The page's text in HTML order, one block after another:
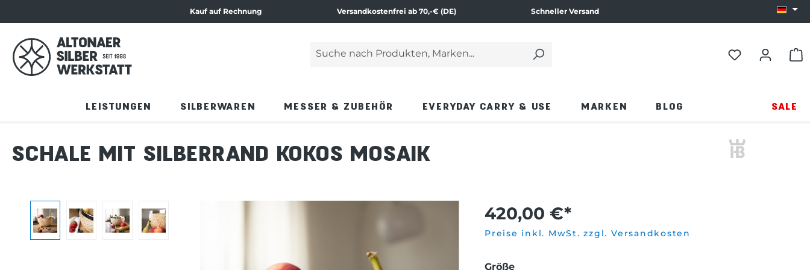
Zum Produktinhalt springen
Kauf auf Rechnung Versandkostenfrei ab 70,-€ (DE) Schneller Versand
Suche nach Produkten, Marken...
Geben Sie einen Suchbegriff ein und drücken Sie die Eingabetaste oder klicken Sie auf die Lupe.
LEISTUNGEN SILBERWAREN MESSER & ZUBEHÖR EVERYDAY CARRY & USE MARKEN BLOG SALE
SCHALE MIT SILBERRAND KOKOS MOSAIK
Bildergalerie überspringen 420,00 €*
Preise inkl. MwSt. zzgl. Versandkosten
Größeauswählen